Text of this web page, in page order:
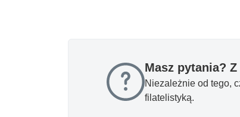
Masz pytania?
Niezależnie od tego,
filatelistyką.